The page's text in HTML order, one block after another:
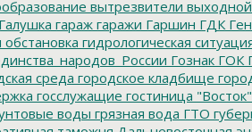
вытрезвители выходной
Галушка гараж гаражи Гаршин ГДК
обстановка гидрологическая
Гознак ГОК
среда городское кладбище
госслужащие гостиница "Восток"
воды грязная вода ГТО